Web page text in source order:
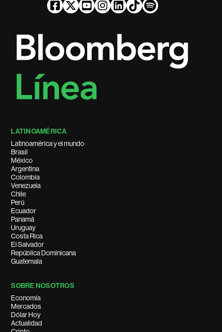
LATINOAMÉRICA
Latinoamérica y el mundo
Brasil
México
Argentina
Colombia
Venezuela
Chile
Perú
Ecuador
Panamá
Uruguay
Costa Rica
El Salvador
República Dominicana
Guatemala
SOBRE NOSOTROS
Economía
Mercados
Dólar Hoy
Actualidad